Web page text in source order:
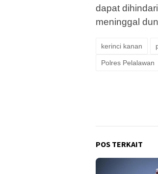
dapat
meninggal
kerinci kanan
Polres Pelalawan
POS TERKAIT